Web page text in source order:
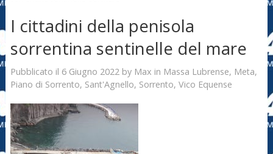
I cittadini della penisola
sorrentina sentinelle del mare
Pubblicato il 6 Giugno 2022by Max in Massa Lubrense, Meta,
Piano di Sorrento, Sant'Agnello, Sorrento, Vico Equense